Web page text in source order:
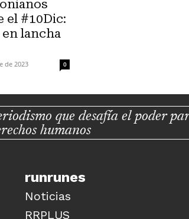
el #10Dic:
lancha
de 2023 0
que desafía el poder
humanos
runrunes
Noticias
RRPLUS